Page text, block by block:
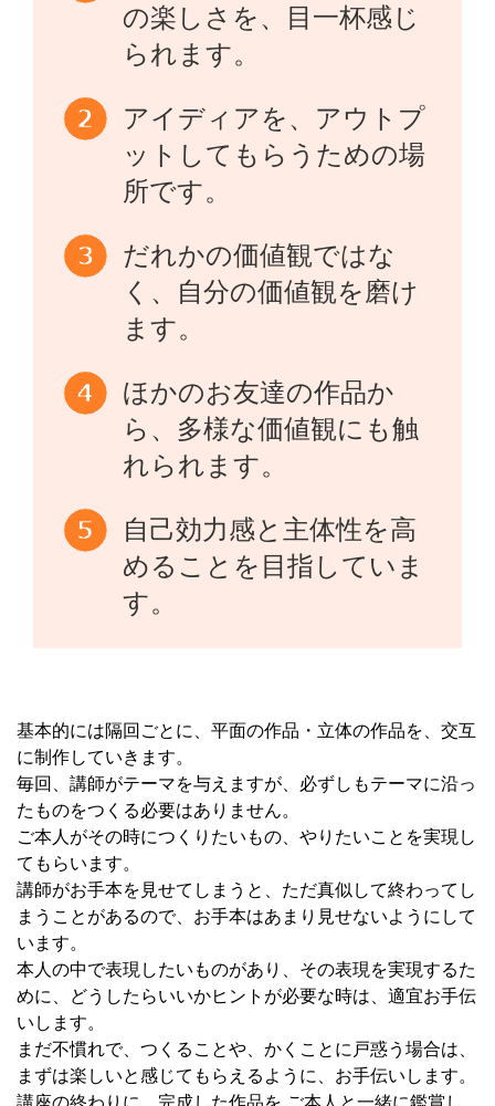
の楽しさを、目一杯感じ
られます。
アイディアを、アウトプ
ットしてもらうための場
所です。
だれかの価値観ではな
く、自分の価値観を磨け
ます。
ほかのお友達の作品か
ら、多様な価値観にも触
れられます。
自己効力感と主体性を高
めることを目指していま
す。
基本的には隔回ごとに、平面の作品・立体の作品を、交互
に制作していきます。
毎回、講師がテーマを与えますが、必ずしもテーマに沿っ
たものをつくる必要はありません。
ご本人がその時につくりたいもの、やりたいことを実現し
てもらいます。
講師がお手本を見せてしまうと、ただ真似して終わってし
まうことがあるので、お手本はあまり見せないようにして
います。
本人の中で表現したいものがあり、その表現を実現するた
めに、どうしたらいいかヒントが必要な時は、適宜お手伝
いします。
まだ不慣れで、つくることや、かくことに戸惑う場合は、
まずは楽しいと感じてもらえるように、お手伝いします。
講座の終わりに、完成した作品を ご本人と一緒に鑑賞し